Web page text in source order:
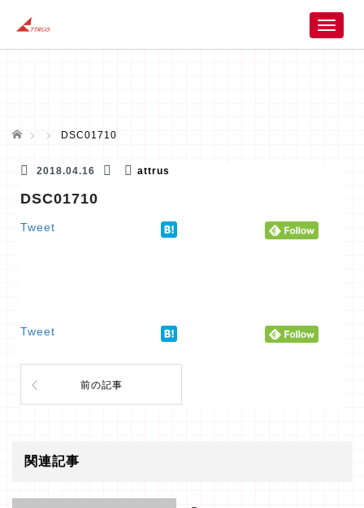
T
ホーム DSC01710
2018.04.16 attrus
DSC01710
Tweet
Tweet
前の記事
関連記事